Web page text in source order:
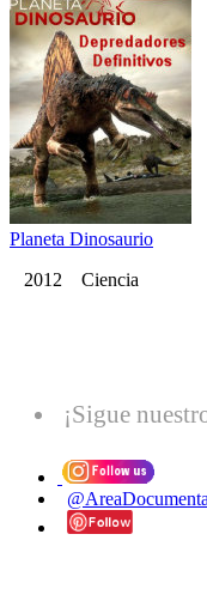
Planeta Dinosaurio
2012 Ciencia
¡Sigue